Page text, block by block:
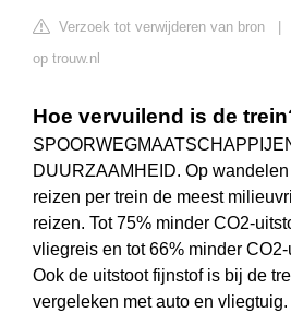
Verzoek tot verwijderen van bron
op trouw.nl
Hoe vervuilend is de
DUURZAAMHEID. Op
reizen per trein de meest
reizen. Tot 75% minder CO2-
vliegreis en tot 66% minder
Ook de uitstoot fijnstof is bij de
vergeleken met auto en vliegtuig.